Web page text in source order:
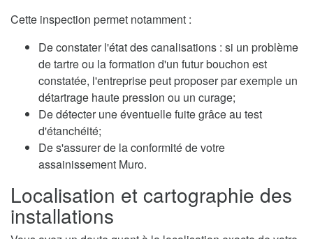
Cette inspection permet notamment :
De constater l'état des canalisations : si un problème
de tartre ou la formation d'un futur bouchon est
constatée, l'entreprise peut proposer par exemple un
détartrage haute pression ou un curage;
De détecter une éventuelle fuite grâce au test
d'étanchéité;
De s'assurer de la conformité de votre
assainissement Muro.
Localisation et cartographie des
installations